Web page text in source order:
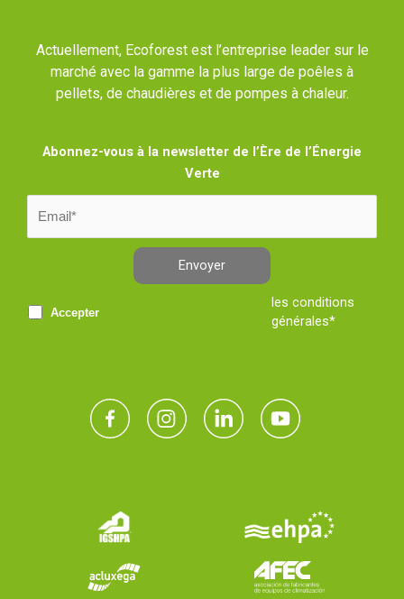
Actuellement, Ecoforest est l’entreprise leader sur le
marché avec la gamme la plus large de poêles à
pellets, de chaudières et de pompes à chaleur.
Abonnez-vous à la newsletter de l’Ère de l’Énergie
Verte
Envoyer
Accepter
les conditions
générales*